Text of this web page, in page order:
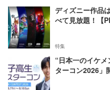
ディズニー作品
べて見放題！【
特集
“日本一のイケ
ターコン2026」